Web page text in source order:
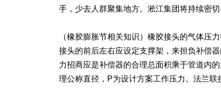
手，少去人群聚集地方。淞江集团将持续密切
（橡胶膨胀节相关知识）橡胶接头的气体压
接头的前后左右应设定支撑架，来担负补偿
力招商应是补偿器的合理总面积乘于管道内
理公称直径，P为设计方案工作压力。法兰